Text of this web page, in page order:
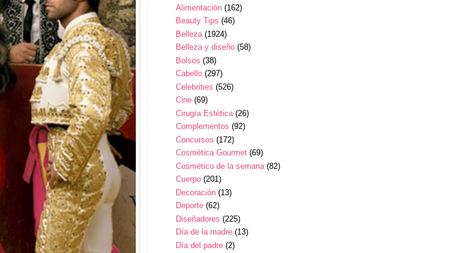
Alimentación (162)
Beauty Tips (46)
Belleza (1924)
Belleza y diseño (58)
Bolsos (38)
Cabello (297)
Celebrities (526)
Cine (69)
Cirugía Estética (26)
Complementos (92)
Concursos (172)
Cosmética Gourmet (69)
Cosmético de la semana (82)
Cuerpo (201)
Decoración (13)
Deporte (62)
Diseñadores (225)
Día de la madre (13)
Día del padre (2)